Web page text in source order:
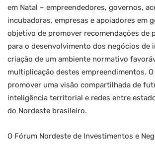
em Natal – empreendedores, governos,
incubadoras, empresas e apoiadores em
objetivo de promover recomendações de
para o desenvolvimento dos negócios de
criação de um ambiente normativo
multiplicação destes empreendimentos.
promover uma visão compartilhada de
inteligência territorial e redes entre
do Nordeste brasileiro.
O Fórum Nordeste de Investimentos e